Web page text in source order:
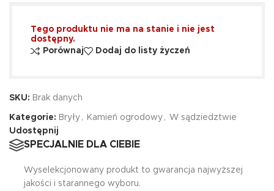
Tego produktu nie ma na stanie i nie jest
dostępny.
Porównaj
Dodaj do listy życzeń
SKU: Brak danych
Kategorie: Bryły , Kamień ogrodowy , W sądziedztwie
Udostępnij
SPECJALNIE DLA CIEBIE
Wyselekcjonowany produkt to gwarancja najwyższej
jakości i starannego wyboru.